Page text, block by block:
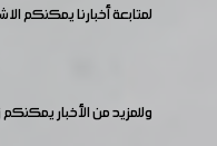
لمتابعة أخبارنا يمكنكم
وللمزيد من الأخبار